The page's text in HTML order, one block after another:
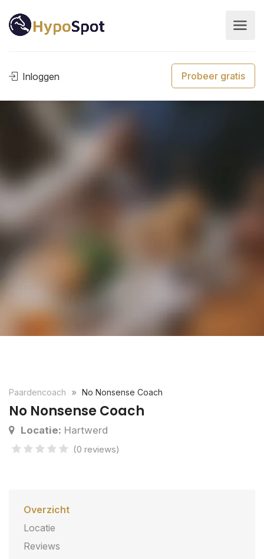
Inloggen Probeer gratis
Paardencoach No Nonsense Coach
No Nonsense Coach
Locatie: Hartwerd
(0 reviews)
Overzicht
Locatie
Reviews